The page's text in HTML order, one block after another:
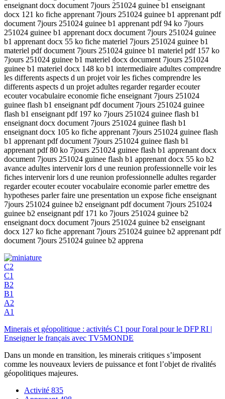
enseignant docx document 7jours 251024 guinee b1 enseignant
docx 121 ko fiche apprenant 7jours 251024 guinee b1 apprenant pdf
document 7jours 251024 guinee b1 apprenant pdf 94 ko 7jours
251024 guinee b1 apprenant docx document 7jours 251024 guinee
b1 apprenant docx 55 ko fiche materiel 7jours 251024 guinee b1
materiel pdf document 7jours 251024 guinee b1 materiel pdf 157 ko
7jours 251024 guinee b1 materiel docx document 7jours 251024
guinee b1 materiel docx 148 ko b1 intermediaire adultes comprendre
les differents aspects d un projet voir les fiches comprendre les
differents aspects d un projet adultes regarder regarder ecouter
ecouter vocabulaire economie fiche enseignant 7jours 251024
guinee flash b1 enseignant pdf document 7jours 251024 guinee
flash b1 enseignant pdf 197 ko 7jours 251024 guinee flash b1
enseignant docx document 7jours 251024 guinee flash b1
enseignant docx 105 ko fiche apprenant 7jours 251024 guinee flash
b1 apprenant pdf document 7jours 251024 guinee flash b1
apprenant pdf 80 ko 7jours 251024 guinee flash b1 apprenant docx
document 7jours 251024 guinee flash b1 apprenant docx 55 ko b2
avance adultes intervenir lors d une reunion professionnelle voir les
fiches intervenir lors d une reunion professionnelle adultes regarder
regarder ecouter ecouter vocabulaire economie parler emettre des
hypotheses parler faire une presentation un expose fiche enseignant
7jours 251024 guinee b2 enseignant pdf document 7jours 251024
guinee b2 enseignant pdf 171 ko 7jours 251024 guinee b2
enseignant docx document 7jours 251024 guinee b2 enseignant
docx 127 ko fiche apprenant 7jours 251024 guinee b2 apprenant pdf
document 7jours 251024 guinee b2 apprena
C2
C1
B2
B1
A2
A1
Minerais et géopolitique : activités C1 pour l'oral pour le DFP RI |
Enseigner le français avec TV5MONDE
Dans un monde en transition, les minerais critiques s’imposent
comme les nouveaux leviers de puissance et font l’objet de rivalités
géopolitiques majeures.
Activité 835